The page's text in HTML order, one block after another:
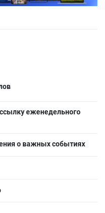
еженедельного
о важных событиях